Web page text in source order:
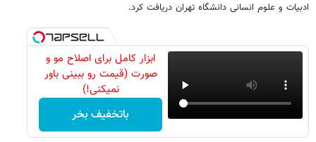
ادبیات و علوم انسانی دانشگاه تهران دریافت کرد.
ابزار کامل برای اصلاح مو و
صورت (قیمت رو ببینی باور
نمیکنی!)
باتخفیف بخر